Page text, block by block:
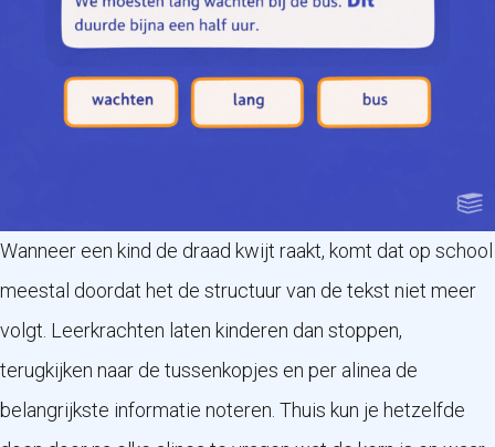
Wanneer een kind de draad kwijt raakt, komt dat op school
meestal doordat het de structuur van de tekst niet meer
volgt. Leerkrachten laten kinderen dan stoppen,
terugkijken naar de tussenkopjes en per alinea de
belangrijkste informatie noteren. Thuis kun je hetzelfde